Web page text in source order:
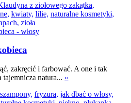
z ziołowego zakątka,
kwiaty, lilie, naturalne kosmetyki,
zioła
zakręcić i farbować. A one i tak
tajemnicza natura... »
fryzura, jak dbać o włosy,